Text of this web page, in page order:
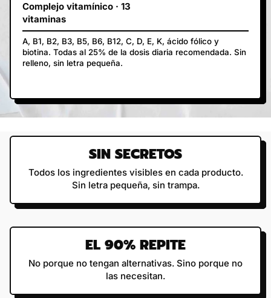
Complejo vitamínico · 13
vitaminas
A, B1, B2, B3, B5, B6, B12, C, D, E, K, ácido fólico y
biotina. Todas al 25% de la dosis diaria recomendada. Sin
relleno, sin letra pequeña.
SIN SECRETOS
Todos los ingredientes visibles en cada producto.
Sin letra pequeña, sin trampa.
EL 90% REPITE
No porque no tengan alternativas. Sino porque no
las necesitan.